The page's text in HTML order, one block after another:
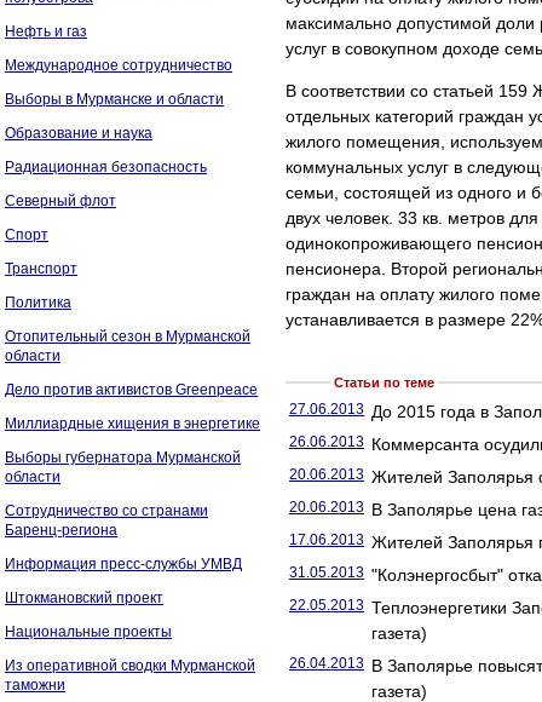
Нефть и газ
Международное сотрудничество
Выборы в Мурманске и области
Образование и наука
Радиационная безопасность
Северный флот
Спорт
Транспорт
Политика
Отопительный сезон в Мурманской
области
Дело против активистов Greenpeace
Миллиардные хищения в энергетике
Выборы губернатора Мурманской
области
Сотрудничество со странами
Баренц-региона
Информация пресс-службы УМВД
Штокмановский проект
Национальные проекты
Из оперативной сводки Мурманской
таможни
максимально допустимой
услуг в совокупном доходе
В соответствии со статьей
отдельных категорий граждан
жилого помещения,
коммунальных услуг в
семьи, состоящей из одного и
двух человек. 33 кв. метров
одинокопроживающего
пенсионера. Второй
граждан на оплату жилого
устанавливается в размере
Статьи по теме
27.06.2013 До 2015 года в
26.06.2013 Коммерсанта
20.06.2013 Жителей Заполярья
20.06.2013 В Заполярье цена
17.06.2013 Жителей Заполярья
31.05.2013 "Колэнергосбыт"
22.05.2013 Теплоэнергетики
газета)
26.04.2013 В Заполярье
газета)